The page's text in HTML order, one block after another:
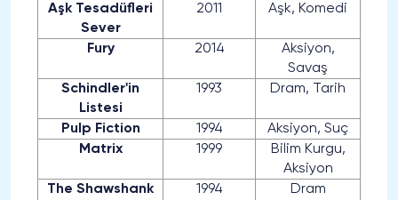
Aşk Tesadüfleri
Sever
2011 Aşk, Komedi
Fury 2014
Aksiyon,
Savaş
Schindler'in
Listesi
1993 Dram, Tarih
Pulp Fiction 1994
Aksiyon, Suç
Matrix
1999
Bilim Kurgu,
Aksiyon
The Shawshank
1994 Dram